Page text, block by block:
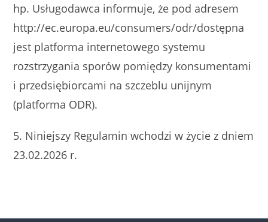
hp. Usługodawca informuje, że pod adresem
http://ec.europa.eu/consumers/odr/dostępna
jest platforma internetowego systemu
rozstrzygania sporów pomiędzy konsumentami
i przedsiębiorcami na szczeblu unijnym
(platforma ODR).
5. Niniejszy Regulamin wchodzi w życie z dniem
23.02.2026 r.